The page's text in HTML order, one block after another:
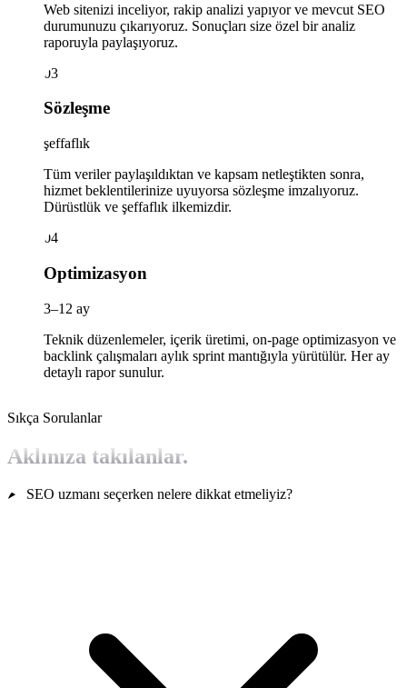
Web sitenizi inceliyor, rakip analizi yapıyor ve mevcut SEO
durumunuzu çıkarıyoruz. Sonuçları size özel bir analiz
raporuyla paylaşıyoruz.
03
Sözleşme
şeffaflık
Tüm veriler paylaşıldıktan ve kapsam netleştikten sonra,
hizmet beklentilerinize uyuyorsa sözleşme imzalıyoruz.
Dürüstlük ve şeffaflık ilkemizdir.
04
Optimizasyon
3–12 ay
Teknik düzenlemeler, içerik üretimi, on-page optimizasyon ve
backlink çalışmaları aylık sprint mantığıyla yürütülür. Her ay
detaylı rapor sunulur.
Sıkça Sorulanlar
Aklınıza takılanlar.
SEO uzmanı seçerken nelere dikkat etmeliyiz?